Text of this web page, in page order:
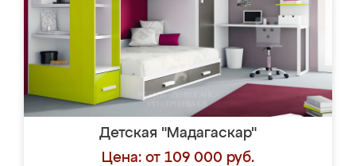
Детская "Мадагаскар"
Цена: от 109 000 руб.